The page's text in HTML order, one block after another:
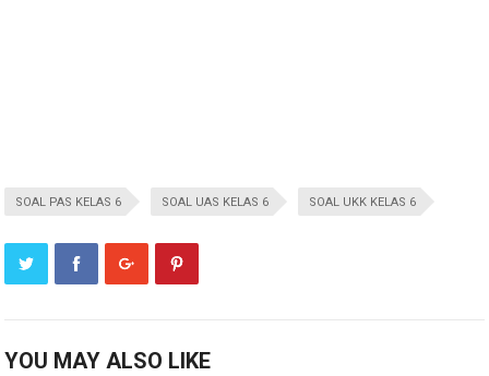
SOAL PAS KELAS 6 SOAL UAS KELAS 6 SOAL UKK KELAS 6
YOU MAY ALSO LIKE